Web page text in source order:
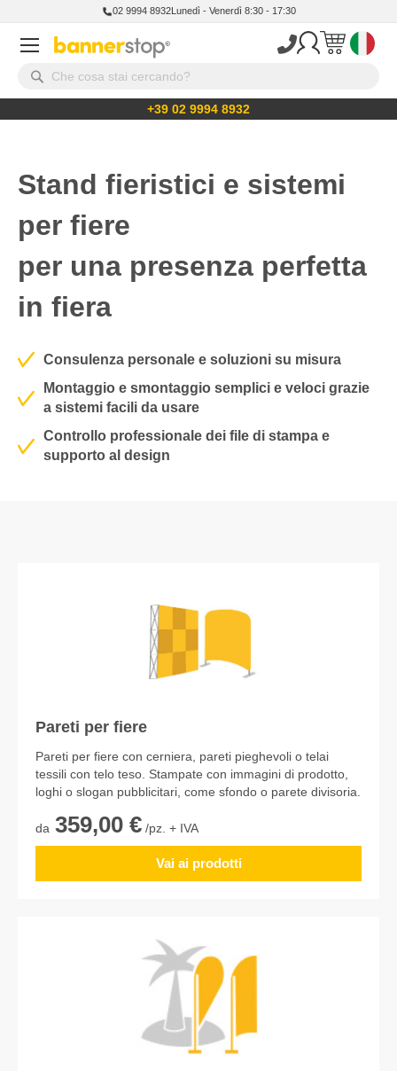
02 9994 8932Lunedì - Venerdì 8:30 - 17:30
+39 02 9994 8932
Stand fieristici e sistemi
per fiere
per una presenza perfetta
in fiera
Consulenza personale e soluzioni su misura
Montaggio e smontaggio semplici e veloci grazie
a sistemi facili da usare
Controllo professionale dei file di stampa e
supporto al design
Pareti per fiere
Pareti per fiere con cerniera, pareti pieghevoli o telai
tessili con telo teso. Stampate con immagini di prodotto,
loghi o slogan pubblicitari, come sfondo o parete divisoria.
da 359,00 € /pz. + IVA
Vai ai prodotti